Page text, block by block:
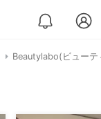
Beautylabo(ビュー